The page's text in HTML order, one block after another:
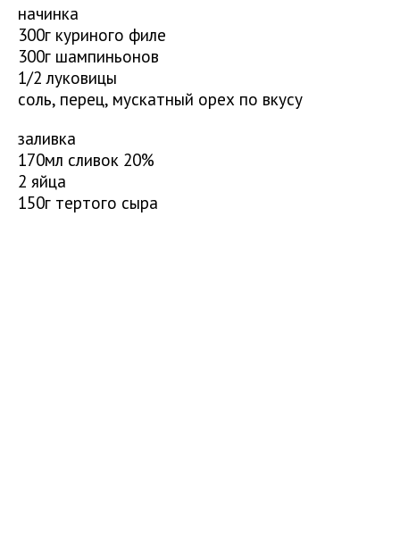
начинка
300г куриного филе
300г шампиньонов
1/2 луковицы
соль, перец, мускатный орех по вкусу
заливка
170мл сливок 20%
2 яйца
150г тертого сыра